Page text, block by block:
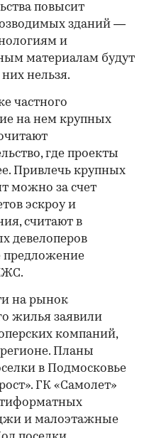
повысит
зданий —
и
материалам будут
нельзя.
частного
на нем крупных
где проекты
Привлечь крупных
можно за счет
эскроу и
считают в
девелоперов
предложение
на рынок
жилья заявили
компаний,
Планы
в Подмосковье
ГК «Самолет»
и малоэтажные